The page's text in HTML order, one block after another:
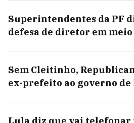
Superintendentes da PF
defesa de diretor em meio
Sem Cleitinho,
ex-prefeito ao governo de